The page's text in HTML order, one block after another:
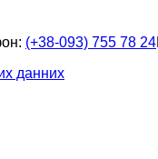
(+38-093) 755 78 24
данних